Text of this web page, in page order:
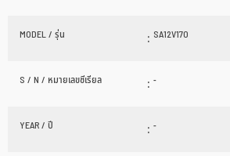
MODEL / รุ่น : SA12V170
S / N / หมายเลขซีเรียล : -
YEAR / ปี : -